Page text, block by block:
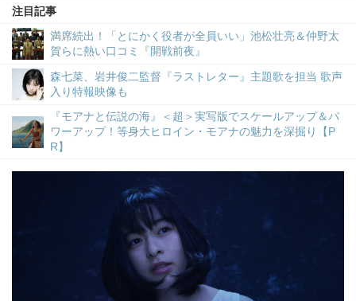
注目記事
満席続出！「とにかく役者が全員いい」池松壮亮＆仲野太
賀らに熱い口コミ『開戦前夜』
森七菜、岩井俊二監督『ラストレター』主題歌を担当 歌声
入り特報映像も
『モアナと伝説の海』＜超＞実写版でスケールアップ＆パ
ワーアップ！等身大ヒロイン・モアナの魅力を深掘り【P
R】